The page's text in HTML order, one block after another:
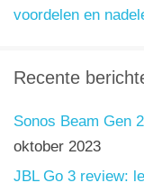
voordelen en
Recente
Sonos Beam Gen
oktober 2023
JBL Go 3 review: